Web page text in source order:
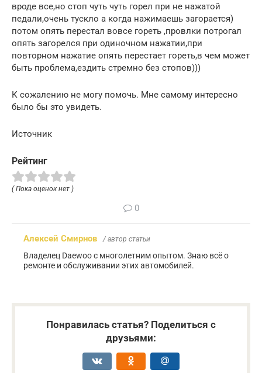
вроде все,но стоп чуть чуть горел при не нажатой
педали,очень тускло а когда нажимаешь загорается)
потом опять перестал вовсе гореть ,провлки потрогал
опять загорелся при одиночном нажатии,при
повторном нажатие опять перестает гореть,в чем может
быть проблема,ездить стремно без стопов)))
К сожалению не могу помочь. Мне самому интересно
было бы это увидеть.
Источник
Рейтинг
( Пока оценок нет )
0
Алексей Смирнов / автор статьи
Владелец Daewoo с многолетним опытом. Знаю всё о
ремонте и обслуживании этих автомобилей.
Понравилась статья? Поделиться с
друзьями: